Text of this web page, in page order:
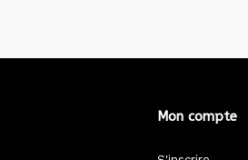
Mon compte